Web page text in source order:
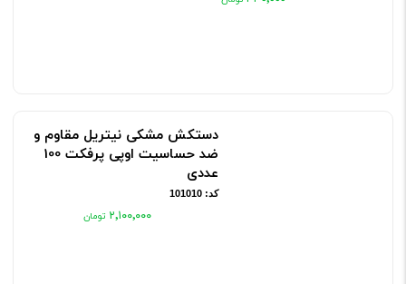
دستکش مشکی نیتریل مقاوم و
ضد حساسیت اوپی پرفکت 100
عددی
کد: 101010
۲٬۱۰۰٬۰۰۰